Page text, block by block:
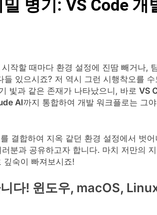
병기: VS Code 개
작할 때마다 환경 설정에 진땀 빼거나,
있으시죠? 저 역시 그런 시행착오를 수
빛과 같은 존재가 나타났으니, 바로 VS
AI까지 통합하여 개발 워크플로는 그
결합하여 지옥 같던 환경 설정에서 벗어
분과 공유하고자 합니다. 마치 저만의
깊숙이 빠져보시죠!
다! 윈도우, macOS,